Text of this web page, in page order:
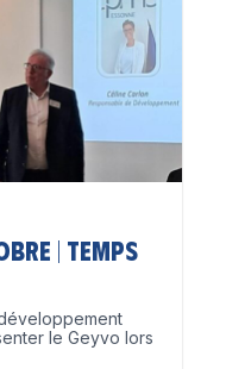
| Temps
le Geyvo lors